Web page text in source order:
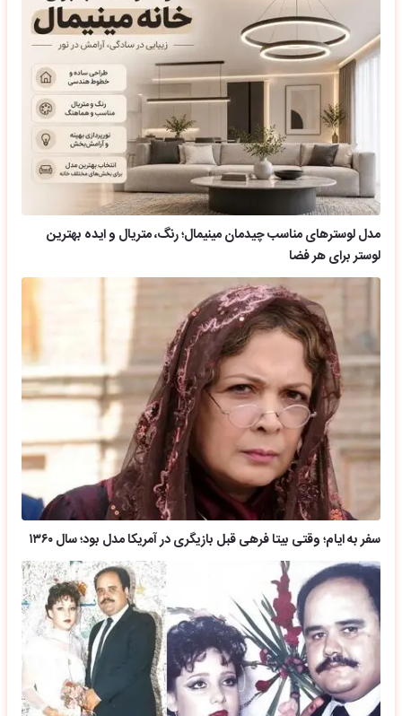
مدل لوسترهای مناسب چیدمان مینیمال؛ رنگ، متریال و ایده بهترین
لوستر برای هر فضا
سفر به ایام؛ وقتی بیتا فرهی قبل بازیگری در آمریکا مدل بود؛ سال ۱۳۶۰